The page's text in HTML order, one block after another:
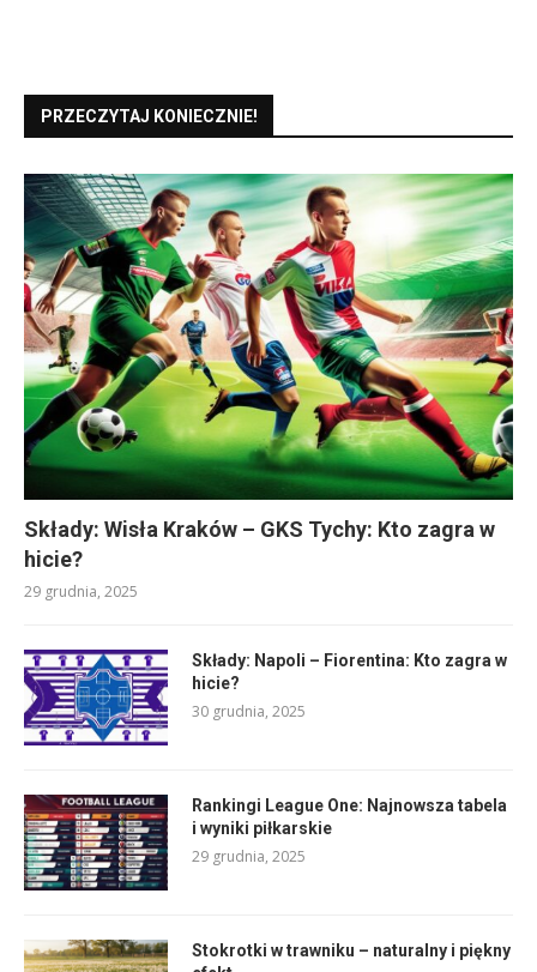
PRZECZYTAJ KONIECZNIE!
Składy: Wisła Kraków – GKS Tychy: Kto zagra w
hicie?
29 grudnia, 2025
Składy: Napoli – Fiorentina: Kto zagra w
hicie?
30 grudnia, 2025
Rankingi League One: Najnowsza tabela
i wyniki piłkarskie
29 grudnia, 2025
Stokrotki w trawniku – naturalny i piękny